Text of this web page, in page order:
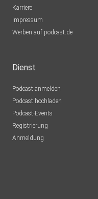
Karriere
Impressum
Werben auf podcast.de
Dienst
Podcast anmelden
Podcast hochladen
Podcast-Events
Registrierung
Anmeldung